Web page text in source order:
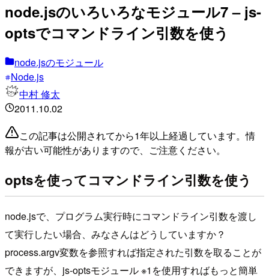
node.jsのいろいろなモジュール7 – js-
optsでコマンドライン引数を使う
node.jsのモジュール
Node.js
中村 修太
2011.10.02
この記事は公開されてから1年以上経過しています。情
報が古い可能性がありますので、ご注意ください。
optsを使ってコマンドライン引数を使う
node.jsで、プログラム実行時にコマンドライン引数を渡し
て実行したい場合、みなさんはどうしていますか？
process.argv変数を参照すれば指定された引数を取ることが
できますが、js-optsモジュール ※1を使用すればもっと簡単